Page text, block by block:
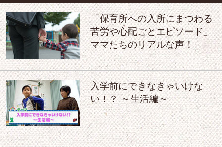
「保育所への入所にまつわる
苦労や心配ごとエピソード」
ママたちのリアルな声！
入学前にできなきゃいけな
い！？ ～生活編～